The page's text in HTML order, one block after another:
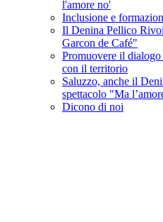
l'amore no'
Inclusione e
Il Denina Pellico
Garcon de Café"
Promuovere il
con il territorio
Saluzzo, anche il
spettacolo "Ma
Dicono di noi